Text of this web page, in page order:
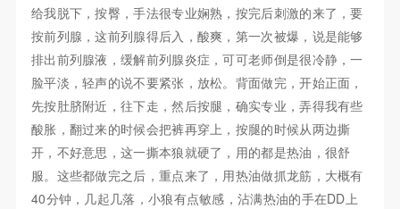
给我脱下，按臀，手法很专业娴熟，按完后刺激的来了，要
按前列腺，这前列腺得后入，酸爽，第一次被爆，说是能够
排出前列腺液，缓解前列腺炎症，可可老师倒是很冷静，一
脸平淡，轻声的说不要紧张，放松。背面做完，开始正面，
先按肚脐附近，往下走，然后按腿，确实专业，弄得我有些
酸胀，翻过来的时候会把裤再穿上，按腿的时候从两边撕
开，不好意思，这一撕本狼就硬了，用的都是热油，很舒
服。这些都做完之后，重点来了，用热油做抓龙筋，大概有
40分钟，几起几落，小狼有点敏感，沾满热油的手在DD上